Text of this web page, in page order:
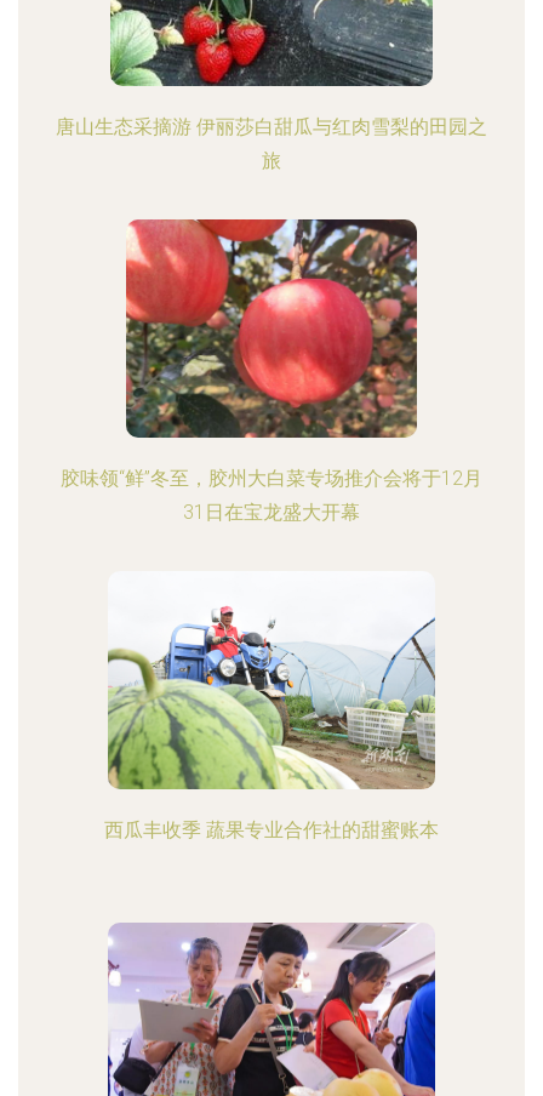
唐山生态采摘游 伊丽莎白甜瓜与红肉雪梨的田园之
旅
胶味领“鲜”冬至，胶州大白菜专场推介会将于12月
31日在宝龙盛大开幕
西瓜丰收季 蔬果专业合作社的甜蜜账本